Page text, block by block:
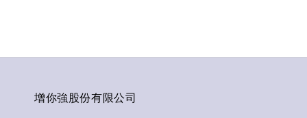
增你強股份有限公司